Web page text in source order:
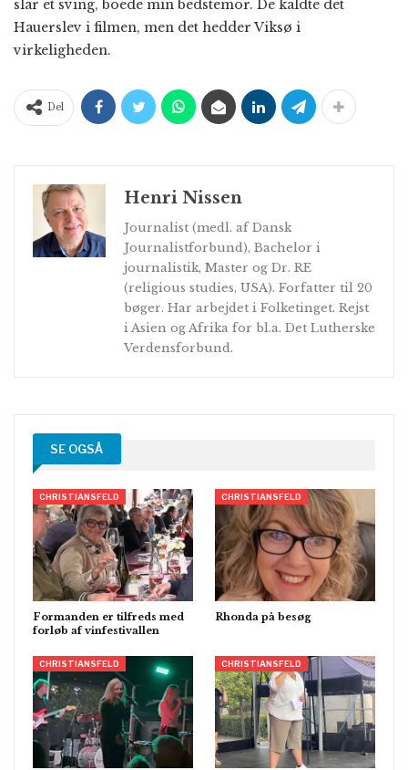
slår et sving, boede min bedstemor. De kaldte det
Hauerslev i filmen, men det hedder Viksø i
virkeligheden.
Del
Henri Nissen
Journalist (medl. af Dansk
Journalistforbund), Bachelor i
journalistik, Master og Dr. RE
(religious studies, USA). Forfatter til 20
bøger. Har arbejdet i Folketinget. Rejst
i Asien og Afrika for bl.a. Det Lutherske
Verdensforbund.
SE OGSÅ
CHRISTIANSFELD
Formanden er tilfreds med
forløb af vinfestivallen
CHRISTIANSFELD
Rhonda på besøg
CHRISTIANSFELD CHRISTIANSFELD